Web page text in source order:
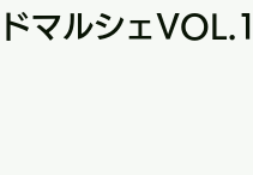
ドマルシェ